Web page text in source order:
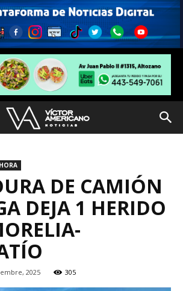
DE CAMIÓN
DEJA 1 HERIDO
2025 305